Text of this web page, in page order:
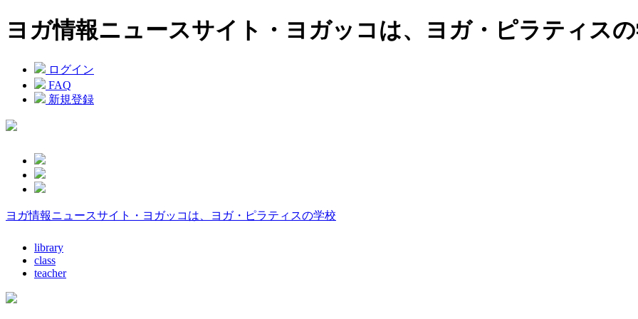
ヨガ情報ニュースサイト・ヨガッコは、ヨガ・ピラティス
ログイン
FAQ
新規登録
ヨガ情報ニュースサイト・ヨガッコは、ヨガ・ピラティスの学校
library
class
teacher